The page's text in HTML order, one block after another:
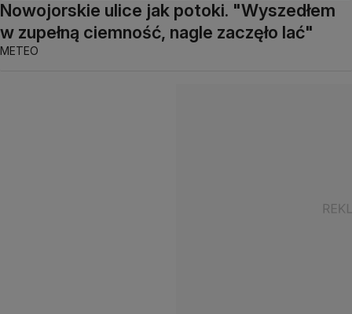
Nowojorskie ulice jak potoki. "Wyszedłem
w zupełną ciemność, nagle zaczęło lać"
METEO